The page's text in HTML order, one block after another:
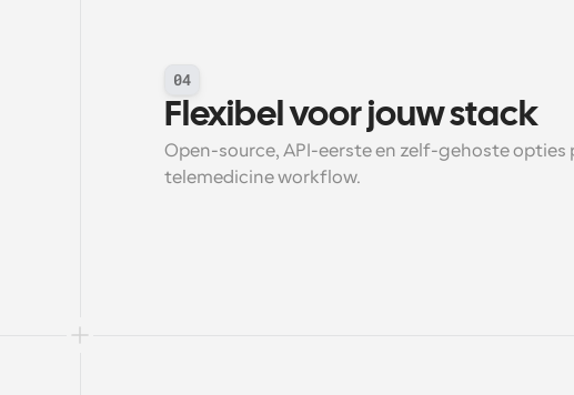
04
Flexibel voor jouw stack
Open-source, API-eerste en zelf-gehoste opties
telemedicine workflow.